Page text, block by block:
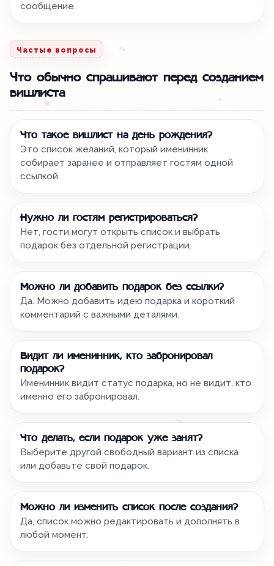
сообщение.
Частые вопросы
Что обычно спрашивают перед созданием
вишлиста
Что такое вишлист на день рождения?
Это список желаний, который именинник
собирает заранее и отправляет гостям одной
ссылкой.
Нужно ли гостям регистрироваться?
Нет, гости могут открыть список и выбрать
подарок без отдельной регистрации.
Можно ли добавить подарок без ссылки?
Да. Можно добавить идею подарка и короткий
комментарий с важными деталями.
Видит ли именинник, кто забронировал
подарок?
Именинник видит статус подарка, но не видит, кто
именно его забронировал.
Что делать, если подарок уже занят?
Выберите другой свободный вариант из списка
или добавьте свой подарок.
Можно ли изменить список после создания?
Да, список можно редактировать и дополнять в
любой момент.